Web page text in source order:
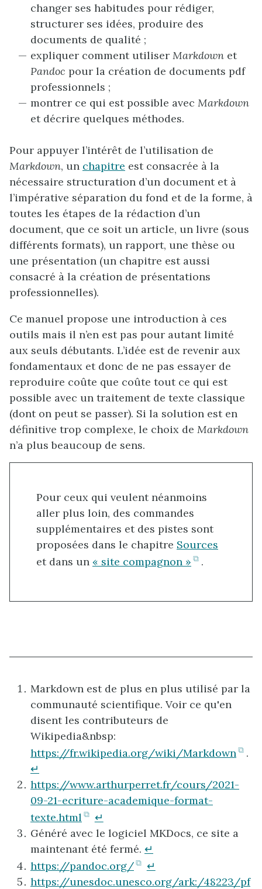
changer ses habitudes pour rédiger,
structurer ses idées, produire des
documents de qualité ;
expliquer comment utiliser Markdown et
Pandoc pour la création de documents pdf
professionnels ;
montrer ce qui est possible avec Markdown
et décrire quelques méthodes.
Pour appuyer l’intérêt de l’utilisation de
Markdown, un chapitre est consacrée à la
nécessaire structuration d’un document et à
l’impérative séparation du fond et de la forme, à
toutes les étapes de la rédaction d’un
document, que ce soit un article, un livre (sous
différents formats), un rapport, une thèse ou
une présentation (un chapitre est aussi
consacré à la création de présentations
professionnelles).
Ce manuel propose une introduction à ces
outils mais il n’en est pas pour autant limité
aux seuls débutants. L’idée est de revenir aux
fondamentaux et donc de ne pas essayer de
reproduire coûte que coûte tout ce qui est
possible avec un traitement de texte classique
(dont on peut se passer). Si la solution est en
définitive trop complexe, le choix de Markdown
n’a plus beaucoup de sens.
Pour ceux qui veulent néanmoins
aller plus loin, des commandes
supplémentaires et des pistes sont
proposées dans le chapitre Sources
et dans un « site compagnon » .
Markdown est de plus en plus utilisé par la
communauté scientifique. Voir ce qu'en
disent les contributeurs de
Wikipedia&nbsp:
https://fr.wikipedia.org/wiki/Markdown
.
↵
https://www.arthurperret.fr/cours/2021-
09-21-ecriture-academique-format-
texte.html
(ouvre
dans
un
nouvel
onglet)
↵
Généré avec le logiciel MKDocs, ce site a
maintenant été fermé. ↵
https://pandoc.org/
(ouvre
dans
↵
https://unesdoc.unesco.org/ark:/48223/pf